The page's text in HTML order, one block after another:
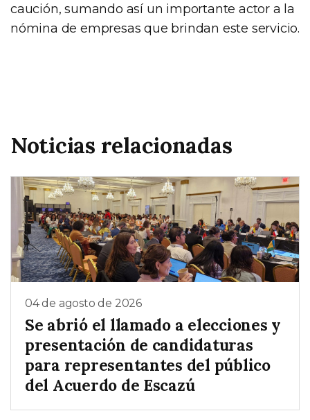
caución, sumando así un importante actor a la
nómina de empresas que brindan este servicio.
Noticias relacionadas
04 de agosto de 2026
Se abrió el llamado a elecciones y
presentación de candidaturas
para representantes del público
del Acuerdo de Escazú